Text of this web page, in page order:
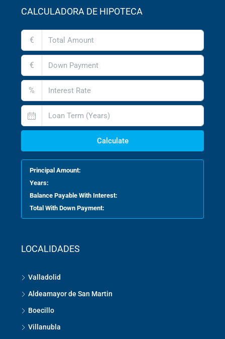
CALCULADORA DE HIPOTECA
€
€
%
Calculate
Principal Amount:
Years:
Balance Payable With Interest:
Total With Down Payment:
LOCALIDADES
Valladolid
Aldeamayor de San Martin
Boecillo
Villanubla